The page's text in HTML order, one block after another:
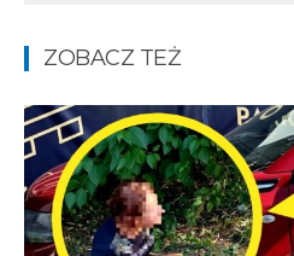
ZOBACZ TEŻ